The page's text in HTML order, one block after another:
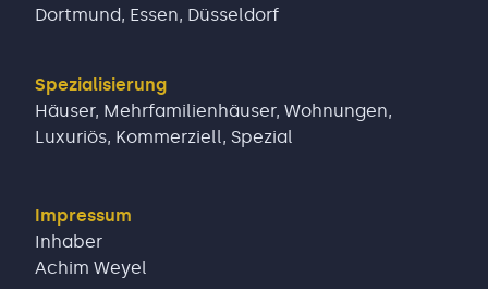
Dortmund, Essen, Düsseldorf
Spezialisierung
Häuser, Mehrfamilienhäuser, Wohnungen,
Luxuriös, Kommerziell, Spezial
Impressum
Inhaber
Achim Weyel